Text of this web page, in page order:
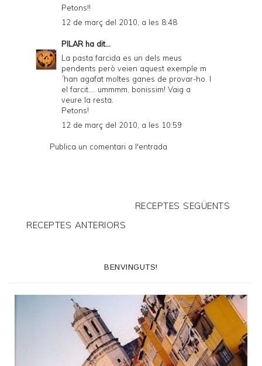
Petons!!
12 de març del 2010, a les 8:48
PILAR ha dit...
La pasta farcida es un dels meus
pendents però veien aquest exemple m
´han agafat moltes ganes de provar-ho. I
el farcit.... ummmm, bonissim! Vaig a
veure la resta.
Petons!
12 de març del 2010, a les 10:59
Publica un comentari a l'entrada
RECEPTES SEGÜENTS
RECEPTES ANTERIORS
BENVINGUTS!